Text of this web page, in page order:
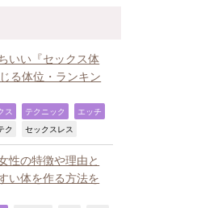
いい『セックス体
る体位・ランキン
ス テクニック エッチ
ク セックスレス
性の特徴や理由と
い体を作る方法を